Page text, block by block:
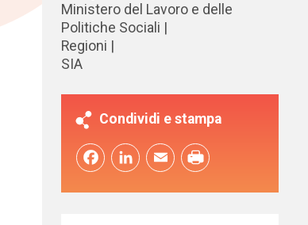
Ministero del Lavoro e delle
Politiche Sociali
Regioni
SIA
Condividi e stampa
FacebookLinkedInEmail